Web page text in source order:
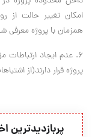
امکان تغییر حالت
همزمان با پروژه معرفی
6. عدم ایجاد ارتباطات
پروژه قرار دارند(از
پربازدیدترین